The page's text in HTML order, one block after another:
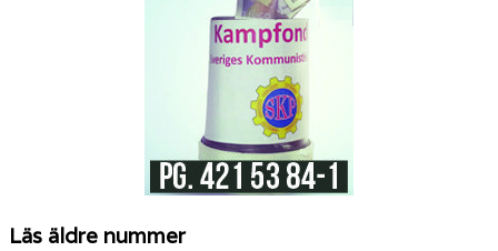
Läs äldre nummer